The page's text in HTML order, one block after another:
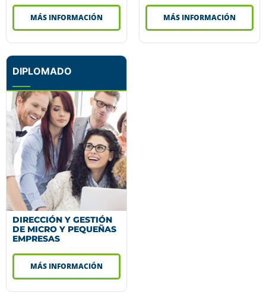
MÁS INFORMACIÓN MÁS INFORMACIÓN
DIPLOMADO
DIRECCIÓN Y GESTIÓN
DE MICRO Y PEQUEÑAS
EMPRESAS
MÁS INFORMACIÓN